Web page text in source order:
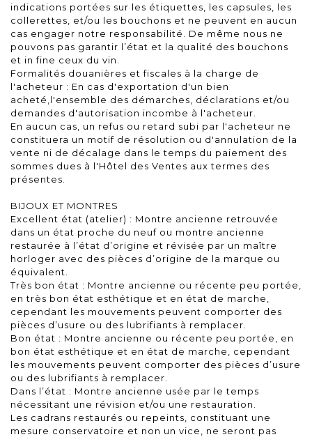
indications portées sur les étiquettes, les capsules, les
collerettes, et/ou les bouchons et ne peuvent en aucun
cas engager notre responsabilité. De même nous ne
pouvons pas garantir l’état et la qualité des bouchons
et in fine ceux du vin.
Formalités douanières et fiscales à la charge de
l'acheteur : En cas d'exportation d'un bien
acheté,l'ensemble des démarches, déclarations et/ou
demandes d'autorisation incombe à l'acheteur.
En aucun cas, un refus ou retard subi par l'acheteur ne
constituera un motif de résolution ou d'annulation de la
vente ni de décalage dans le temps du paiement des
sommes dues à l'Hôtel des Ventes aux termes des
présentes.
BIJOUX ET MONTRES
Excellent état (atelier) : Montre ancienne retrouvée
dans un état proche du neuf ou montre ancienne
restaurée à l’état d’origine et révisée par un maître
horloger avec des pièces d’origine de la marque ou
équivalent.
Très bon état : Montre ancienne ou récente peu portée,
en très bon état esthétique et en état de marche,
cependant les mouvements peuvent comporter des
pièces d’usure ou des lubrifiants à remplacer.
Bon état : Montre ancienne ou récente peu portée, en
bon état esthétique et en état de marche, cependant
les mouvements peuvent comporter des pièces d’usure
ou des lubrifiants à remplacer.
Dans l’état : Montre ancienne usée par le temps
nécessitant une révision et/ou une restauration.
Les cadrans restaurés ou repeints, constituant une
mesure conservatoire et non un vice, ne seront pas